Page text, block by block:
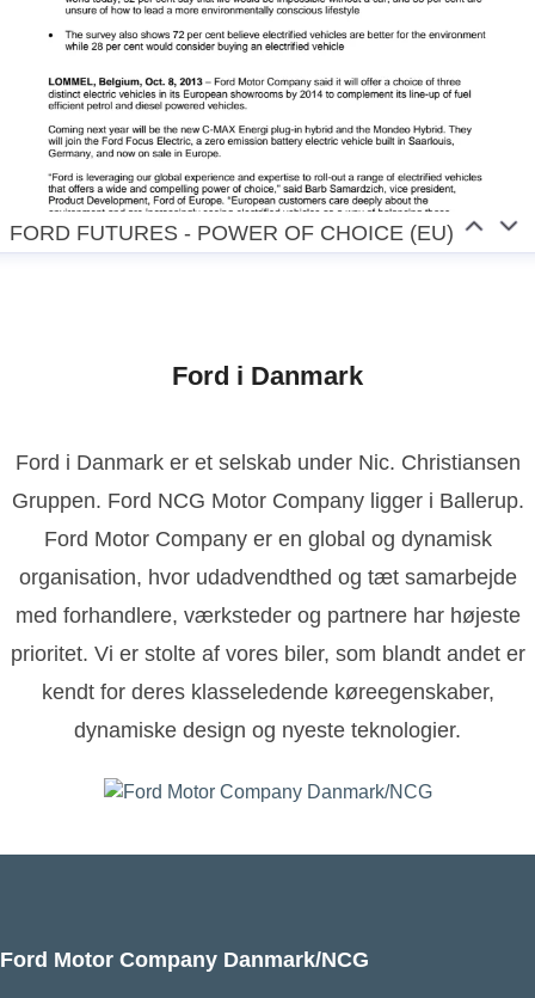
FORD FUTURES - POWER OF CHOICE (EU)
Ford i Danmark
Ford i Danmark er et selskab under Nic. Christiansen
Gruppen. Ford NCG Motor Company ligger i Ballerup.
Ford Motor Company er en global og dynamisk
organisation, hvor udadvendthed og tæt samarbejde
med forhandlere, værksteder og partnere har højeste
prioritet. Vi er stolte af vores biler, som blandt andet er
kendt for deres klasseledende køreegenskaber,
dynamiske design og nyeste teknologier.
Ford Motor Company Danmark/NCG